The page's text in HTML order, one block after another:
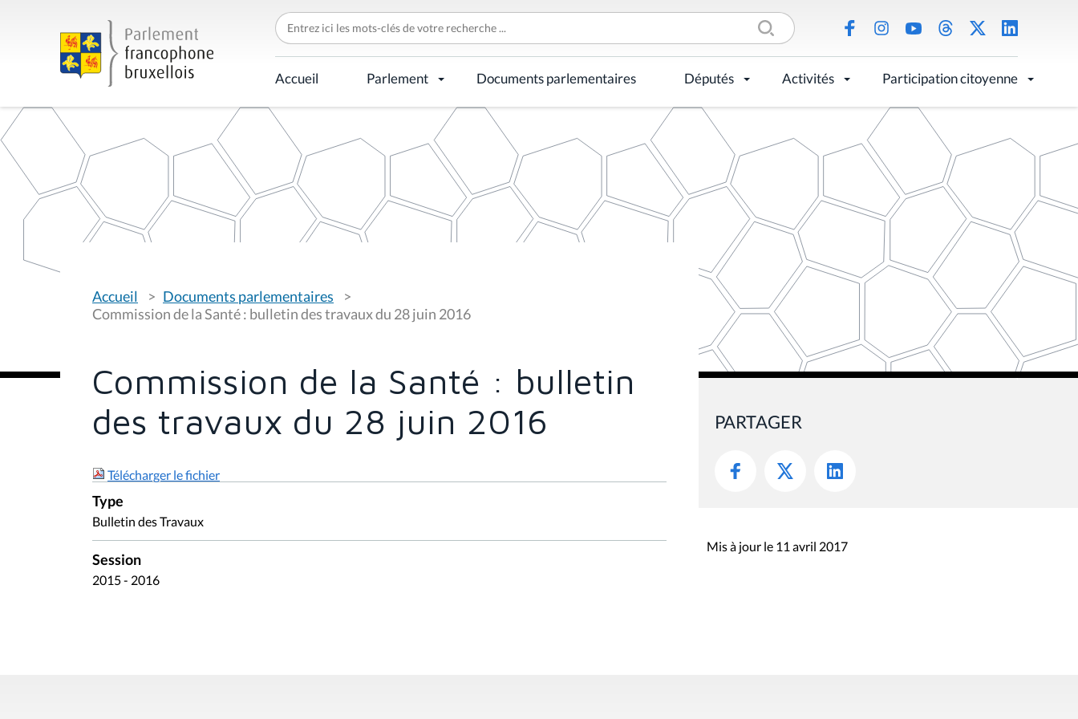
C
h
e
r
c
h
r
p
Accueil Parlement Documents parlementaires Députés Activités Participation citoyenne
o
u
s
s
i
:
Accueil
Documents parlementaires
Commission de la Santé : bulletin des travaux du 28 juin 2016
Commission de la Santé : bulletin
des travaux du 28 juin 2016
Télécharger le fichier
Type
Bulletin des Travaux
Session
2015 - 2016
PARTAGER
Mis à jour le 11 avril 2017